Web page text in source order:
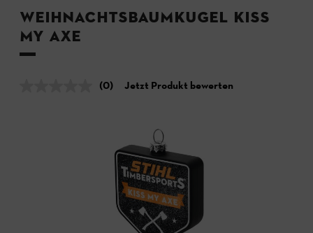
Weihnachtsbaumkugel KISS
MY AXE
(0) Jetzt Produkt bewerten